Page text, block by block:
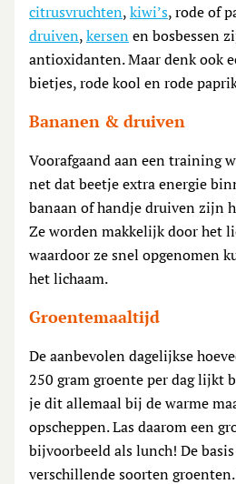
citrusvruchten,kiwi’s, rode of
druiven,kersenen bosbessen
antioxidanten. Maar denk ook
bietjes, rode kool en rode
Bananen & druiven
Voorafgaand aan een training
net dat beetje extra energie
banaan of handje druiven zijn
Ze worden makkelijk door het
waardoor ze snel opgenomen
het lichaam.
Groentemaaltijd
De aanbevolen dagelijkse
250 gram groente per dag lijkt
je dit allemaal bij de warme
opscheppen. Las daarom een
bijvoorbeeld als lunch! De
verschillende soorten